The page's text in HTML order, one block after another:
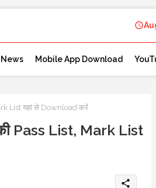
Mobile App Download
List यहां से Download करें
की Pass List, Mark List
share